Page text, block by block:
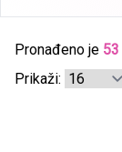
Pronađeno je 53
Prikaži: